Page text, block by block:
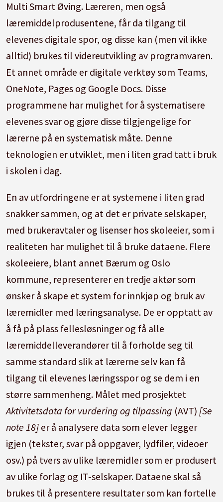
Multi Smart Øving. Læreren, men også
læremiddelprodusentene, får da tilgang til
elevenes digitale spor, og disse kan (men vil ikke
alltid) brukes til videreutvikling av programvaren.
Et annet område er digitale verktøy som Teams,
OneNote, Pages og Google Docs. Disse
programmene har mulighet for å systematisere
elevenes svar og gjøre disse tilgjengelige for
lærerne på en systematisk måte. Denne
teknologien er utviklet, men i liten grad tatt i bruk
i skolen i dag.
En av utfordringene er at systemene i liten grad
snakker sammen, og at det er private selskaper,
med brukeravtaler og lisenser hos skoleeier, som i
realiteten har mulighet til å bruke dataene. Flere
skoleeiere, blant annet Bærum og Oslo
kommune, representerer en tredje aktør som
ønsker å skape et system for innkjøp og bruk av
læremidler med læringsanalyse. De er opptatt av
å få på plass fellesløsninger og få alle
læremiddelleverandører til å forholde seg til
samme standard slik at lærerne selv kan få
tilgang til elevenes læringsspor og se dem i en
større sammenheng. Målet med prosjektet
Aktivitetsdata for vurdering og tilpassing (AVT) [Se
note 18] er å analysere data som elever legger
igjen (tekster, svar på oppgaver, lydfiler, videoer
osv.) på tvers av ulike læremidler som er produsert
av ulike forlag og IT-selskaper. Dataene skal så
brukes til å presentere resultater som kan fortelle